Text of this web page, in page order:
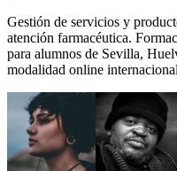
Gestión de servicios y
atención farmacéutica.
para alumnos de Sevilla,
modalidad online